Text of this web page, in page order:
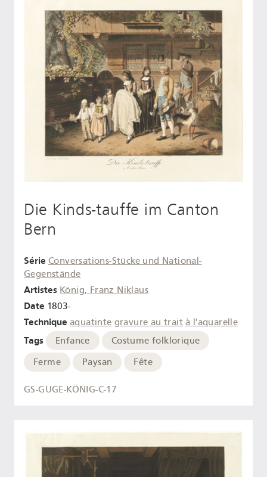
Die Kinds-tauffe im Canton
Bern
Série Conversations-Stücke und National-
Gegenstände
Artistes König, Franz Niklaus
Date 1803-
Technique aquatinte gravure au trait à l'aquarelle
Tags Enfance
Costume folklorique
Ferme
Paysan Fête
GS-GUGE-KÖNIG-C-17